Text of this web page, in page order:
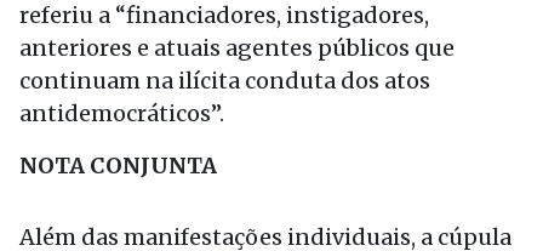
referiu a “financiadores, instigadores,
anteriores e atuais agentes públicos que
continuam na ilícita conduta dos atos
antidemocráticos”.
NOTA CONJUNTA
Além das manifestações individuais, a cúpula